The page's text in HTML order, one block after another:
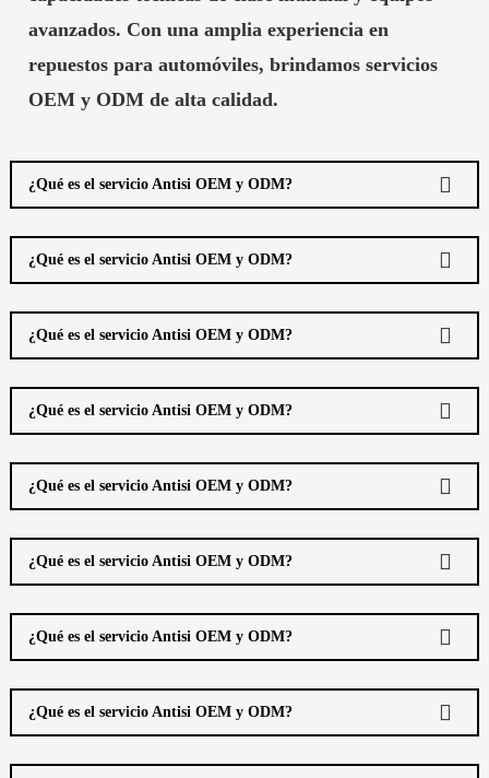
avanzados. Con una amplia experiencia en
repuestos para automóviles, brindamos servicios
OEM y ODM de alta calidad.
¿Qué es el servicio Antisi OEM y ODM?
¿Qué es el servicio Antisi OEM y ODM?
¿Qué es el servicio Antisi OEM y ODM?
¿Qué es el servicio Antisi OEM y ODM?
¿Qué es el servicio Antisi OEM y ODM?
¿Qué es el servicio Antisi OEM y ODM?
¿Qué es el servicio Antisi OEM y ODM?
¿Qué es el servicio Antisi OEM y ODM?